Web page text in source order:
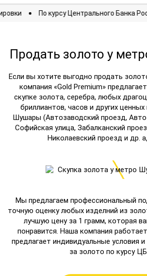
котировки По курсу Центрального
Продать золото у
Если вы хотите выгодно продать
компания «Gold Premium»
скупке золота, серебра, любых
бриллиантов, часов и других
Шушары (Автозаводский проезд,
Софийская улица, Забалканский
Николаевский проезд и др.
Мы предлагаем профессиональный
точную оценку любых изделний из
лучшую цену за 1 грамм, которая
понравится. Наша компания
предлагает индивидуальные условия
за золото по курсу